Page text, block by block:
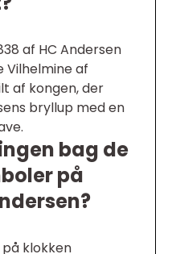
af HC Andersen
Vilhelmine af
af kongen, der
bryllup med en
bag de
på
klokken